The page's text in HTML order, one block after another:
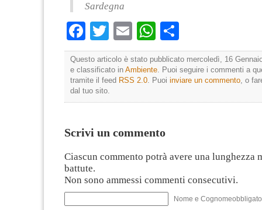
Sardegna
Facebook
TwitterEmailWhatsApp
Questo articolo è stato pubblicato mercoledì, 16
e classificato in Ambiente. Puoi seguire i commenti a
tramite il feed RSS 2.0. Puoi inviare un commento, o
dal tuo sito.
Scrivi un commento
Ciascun commento potrà avere una lunghezza
battute.
Non sono ammessi commenti consecutivi.
Nome e